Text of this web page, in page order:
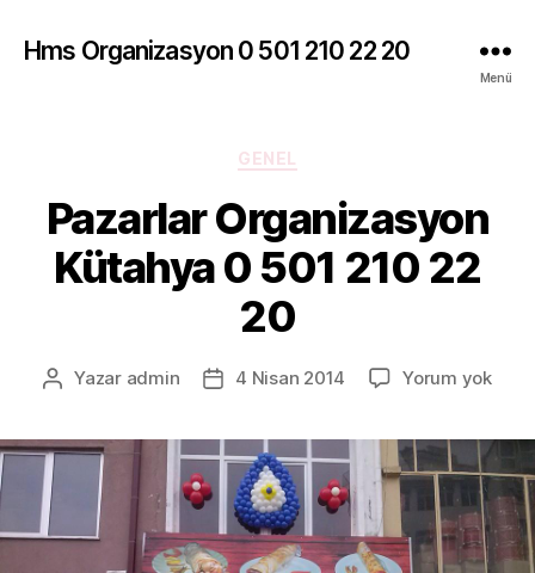
Hms Organizasyon 0 501 210 22 20
Menü
Kategoriler
GENEL
Pazarlar Organizasyon
Kütahya 0 501 210 22
20
Yazının
Yazar admin
Yazı4 Nisan 2014 Yorum yok
0
501
210
22
20